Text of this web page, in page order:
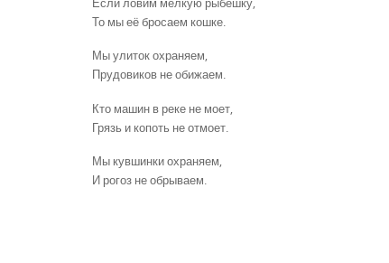
То мы её бросаем кошке.
Мы улиток охраняем,
Прудовиков не обижаем.
Кто машин в реке не моет,
Грязь и копоть не отмоет.
Мы кувшинки охраняем,
И рогоз не обрываем.